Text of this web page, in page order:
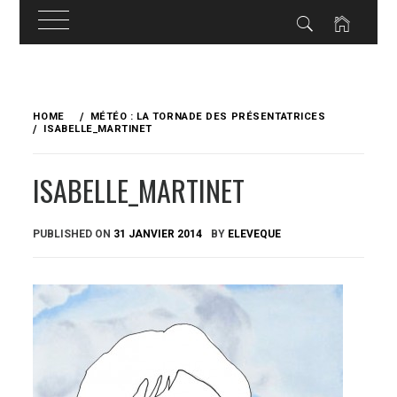
content
HOME
MÉTÉO : LA TORNADE DES PRÉSENTATRICES
ISABELLE_MARTINET
ISABELLE_MARTINET
PUBLISHED ON 31 JANVIER 2014 BY ELEVEQUE